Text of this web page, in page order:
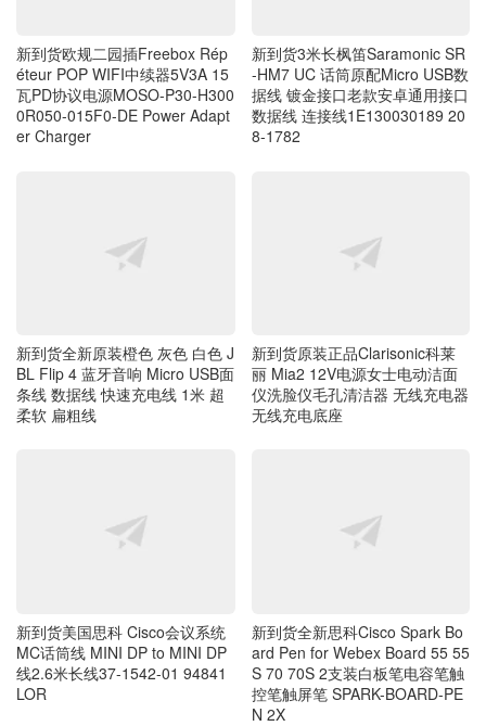
新到货欧规二园插Freebox Rép
éteur POP WIFI中续器5V3A 15
瓦PD协议电源MOSO-P30-H300
0R050-015F0-DE Power Adapt
er Charger
新到货3米长枫笛Saramonic SR
-HM7 UC 话筒原配Micro USB数
据线 镀金接口老款安卓通用接口
数据线 连接线1E130030189 20
8-1782
新到货全新原装橙色 灰色 白色 J
BL Flip 4 蓝牙音响 Micro USB面
条线 数据线 快速充电线 1米 超
柔软 扁粗线
新到货原装正品Clarisonic科莱
丽 Mia2 12V电源女士电动洁面
仪洗脸仪毛孔清洁器 无线充电器
无线充电底座
新到货美国思科 Cisco会议系统
MC话筒线 MINI DP to MINI DP
线2.6米长线37-1542-01 94841
LOR
新到货全新思科Cisco Spark Bo
ard Pen for Webex Board 55 55
S 70 70S 2支装白板笔电容笔触
控笔触屏笔 SPARK-BOARD-PE
N 2X